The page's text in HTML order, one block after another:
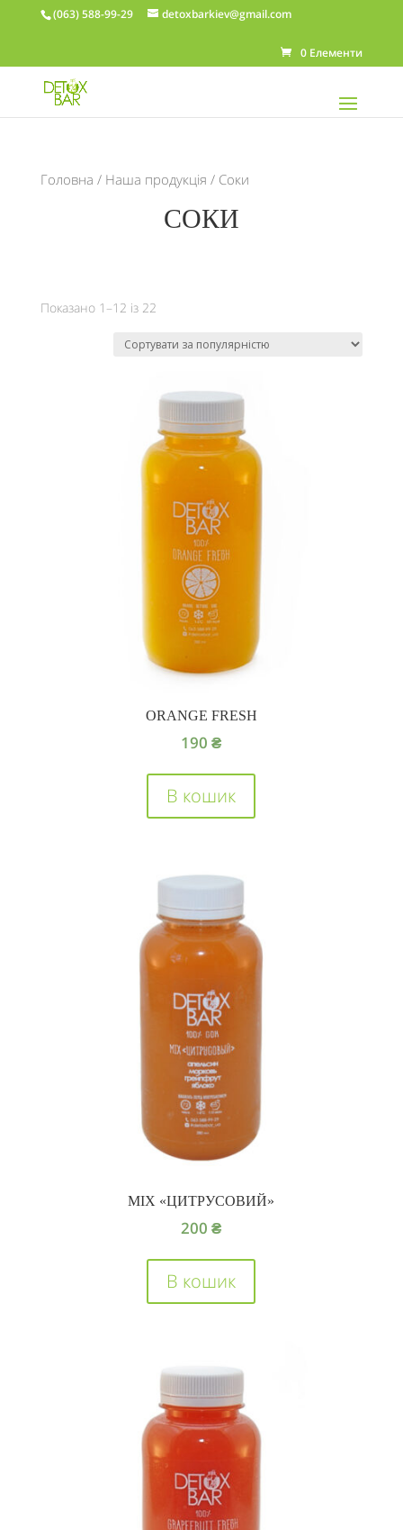
(063) 588-99-29 detoxbarkiev@gmail.com
0 Елементи
Головна / Наша продукція / Соки
СОКИ
Показано 1–12 із 22
ORANGE FRESH
190₴
В кошик
MIX «ЦИТРУСОВИЙ»
200₴
В кошик